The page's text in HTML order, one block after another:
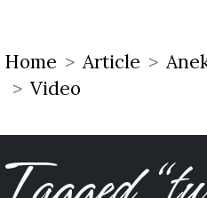
Home Article
Video